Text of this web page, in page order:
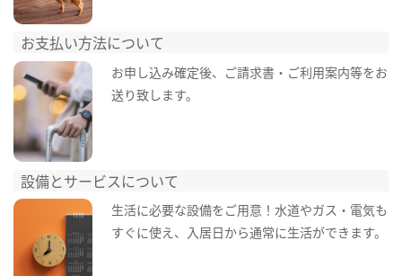
お支払い方法について
お申し込み確定後、ご請求書・ご利用案内等をお
送り致します。
設備とサービスについて
生活に必要な設備をご用意！水道やガス・電気も
すぐに使え、入居日から通常に生活ができます。